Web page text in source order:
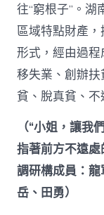
往“窮根子”。
區域特點財產，
形式，經由過
移失業、創辦
貧、脫真貧、不
（“小姐，讓
指著前方不遠
調研構成員：
岳、田勇）